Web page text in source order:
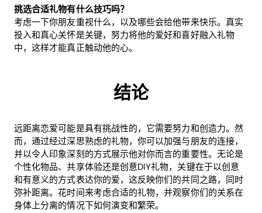
挑选合适礼物有什么技巧吗？
考虑一下你朋友重视什么，以及哪些会给他带来快乐。真实
投入和真心关怀是关键，努力将他的爱好和喜好融入礼物
中，这样才能真正触动他的心。
结论
远距离恋爱可能是具有挑战性的，它需要努力和创造力。然
而，通过经过深思熟虑的礼物，你可以加强与朋友的连接，
并以令人印象深刻的方式展示他对你而言的重要性。无论是
个性化物品、共享体验还是创意DIY礼物，关键在于以创意
和有意义的方式表达你的爱，这反映你们的共同之路，同时
弥补距离。花时间来考虑合适的礼物，并观察你们的关系在
身体上分离的情况下如何演变和繁荣。